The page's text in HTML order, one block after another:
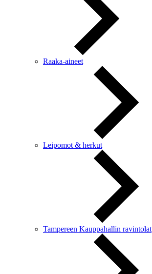
Raaka-aineet
Leipomot & herkut
Tampereen Kauppahallin ravintolat